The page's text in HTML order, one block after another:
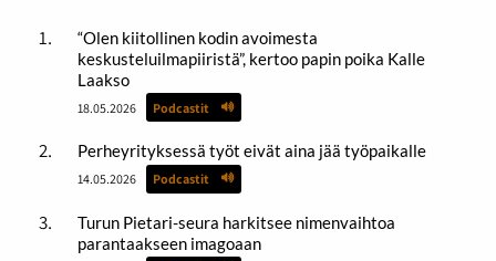
“Olen kiitollinen kodin avoimesta
keskusteluilmapiiristä”, kertoo papin poika Kalle
Laakso
18.05.2026 Podcastit
Perheyrityksessä työt eivät aina jää työpaikalle
14.05.2026 Podcastit
Turun Pietari-seura harkitsee nimenvaihtoa
parantaakseen imagoaan